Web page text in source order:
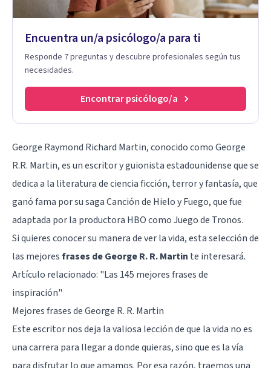
Encuentra un/a psicólogo/a para ti
Responde 7 preguntas y descubre profesionales según tus
necesidades.
Encontrar psicólogo/a
George Raymond Richard Martin, conocido como George
R.R. Martin, es un escritor y guionista estadounidense que se
dedica a la literatura de ciencia ficción, terror y fantasía, que
ganó fama por su saga Canción de Hielo y Fuego, que fue
adaptada por la productora HBO como Juego de Tronos.
Si quieres conocer su manera de ver la vida, esta selección de
las mejoresfrases de George R. R. Martin te interesará.
Artículo relacionado: "Las 145 mejores frases de
inspiración"
Mejores frases de George R. R. Martin
Este escritor nos deja la valiosa lección de que la vida no es
una carrera para llegar a donde quieras, sino que es la vía